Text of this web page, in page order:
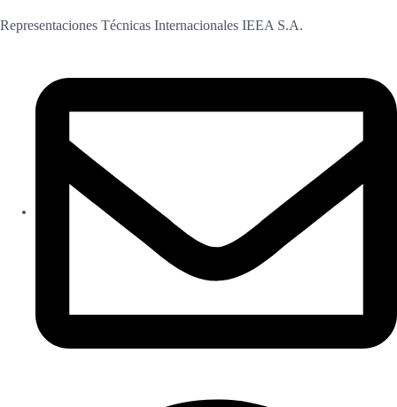
Representaciones Técnicas Internacionales IEEA S.A.